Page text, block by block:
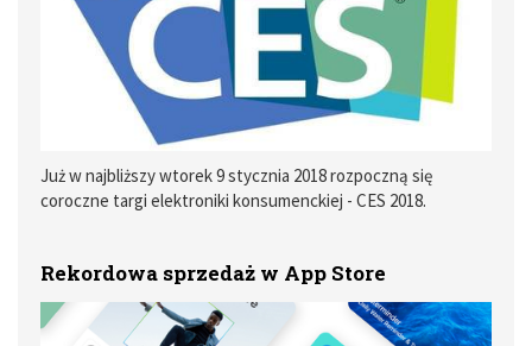
Już w najbliższy wtorek 9 stycznia 2018 rozpoczną się
coroczne targi elektroniki konsumenckiej - CES 2018.
Rekordowa sprzedaż w App Store